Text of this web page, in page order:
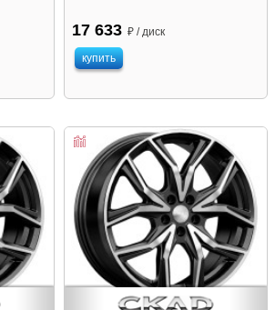
17 633 ₽ / диск
купить